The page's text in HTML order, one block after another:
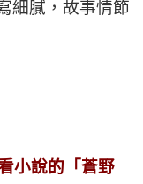
細膩，故事情節
小說的「蒼野